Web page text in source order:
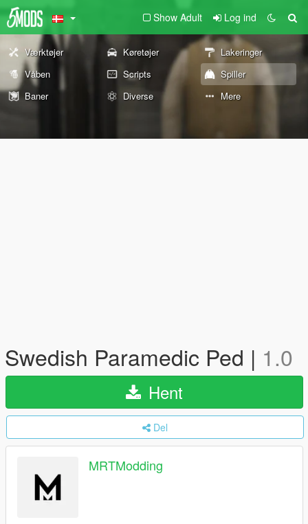
Show Adult Log ind
Værktøjer Køretøjer
Lakeringer
Våben
Scripts
Spiller
Baner
Diverse Mere
Swedish Paramedic Ped | 1.0
Hent
Del
MRTModding